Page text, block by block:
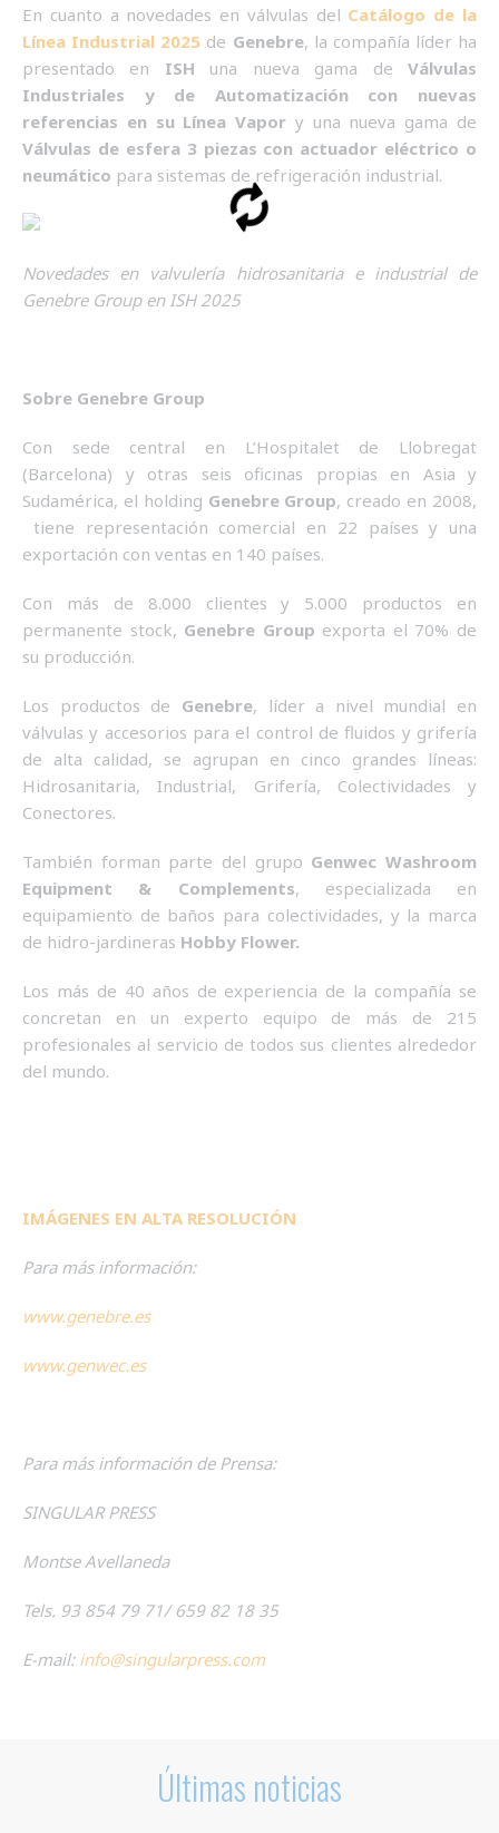
En cuanto a novedades en válvulas del Catálogo de la
Línea Industrial 2025 de Genebre, la compañía líder ha
presentado en ISH una nueva gama de Válvulas
Industriales y de Automatización con nuevas
referencias en su Línea Vapor y una nueva gama de
Válvulas de esfera 3 piezas con actuador eléctrico o
neumático para sistemas de refrigeración industrial.
Novedades en valvulería hidrosanitaria e industrial de
Genebre Group en ISH 2025
Sobre Genebre Group
Con sede central en L’Hospitalet de Llobregat
(Barcelona) y otras seis oficinas propias en Asia y
Sudamérica, el holding Genebre Group, creado en 2008,
tiene representación comercial en 22 países y una
exportación con ventas en 140 países.
Con más de 8.000 clientes y 5.000 productos en
permanente stock, Genebre Group exporta el 70% de
su producción.
Los productos de Genebre, líder a nivel mundial en
válvulas y accesorios para el control de fluidos y grifería
de alta calidad, se agrupan en cinco grandes líneas:
Hidrosanitaria, Industrial, Grifería, Colectividades y
Conectores.
También forman parte del grupo Genwec Washroom
Equipment & Complements,
especializada en
equipamiento de baños para colectividades, y la marca
de hidro-jardineras Hobby Flower.
Los más de 40 años de experiencia de la compañía se
concretan en un experto equipo de más de 215
profesionales al servicio de todos sus clientes alrededor
del mundo.
IMÁGENES EN ALTA RESOLUCIÓN
Para más información:
www.genebre.es
www.genwec.es
Para más información de Prensa:
SINGULAR PRESS
Montse Avellaneda
Tels. 93 854 79 71/ 659 82 18 35
E-mail: info@singularpress.com
Últimas noticias